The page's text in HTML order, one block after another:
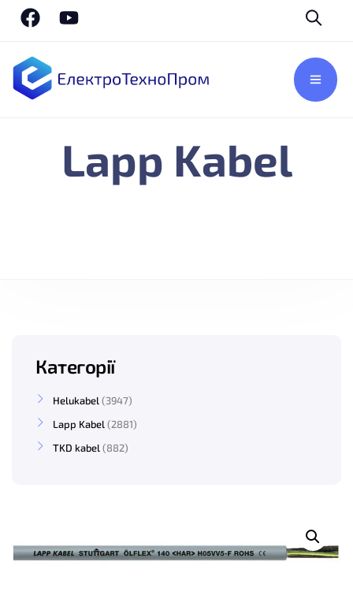
Lapp Kabel
Категорії
Helukabel
3947
Lapp Kabel
2881
TKD kabel
882